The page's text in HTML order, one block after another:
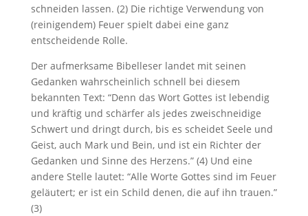
schneiden lassen. (2) Die richtige Verwendung von
(reinigendem) Feuer spielt dabei eine ganz
entscheidende Rolle.
Der aufmerksame Bibelleser landet mit seinen
Gedanken wahrscheinlich schnell bei diesem
bekannten Text: “Denn das Wort Gottes ist lebendig
und kräftig und schärfer als jedes zweischneidige
Schwert und dringt durch, bis es scheidet Seele und
Geist, auch Mark und Bein, und ist ein Richter der
Gedanken und Sinne des Herzens.” (4) Und eine
andere Stelle lautet: “Alle Worte Gottes sind im Feuer
geläutert; er ist ein Schild denen, die auf ihn trauen.”
(3)